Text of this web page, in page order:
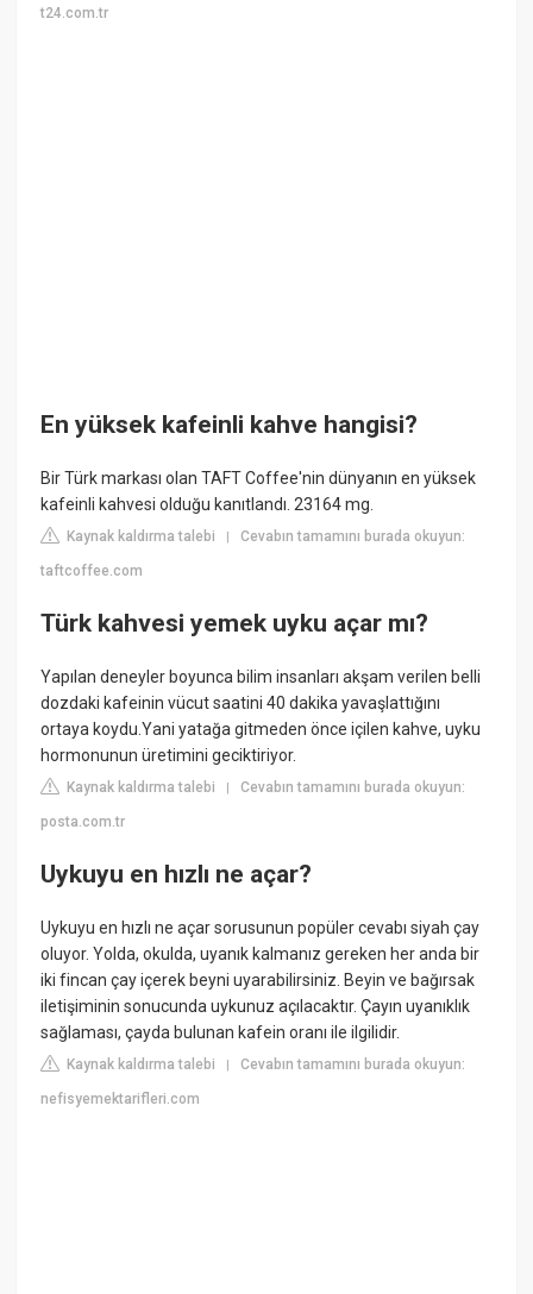
t24.com.tr
En yüksek kafeinli kahve hangisi?
Bir Türk markası olan TAFT Coffee'nin dünyanın en yüksek
kafeinli kahvesi olduğu kanıtlandı. 23164 mg.
Kaynak kaldırma talebi |Cevabın tamamını burada okuyun:
taftcoffee.com
Türk kahvesi yemek uyku açar mı?
Yapılan deneyler boyunca bilim insanları akşam verilen belli
dozdaki kafeinin vücut saatini 40 dakika yavaşlattığını
ortaya koydu.Yani yatağa gitmeden önce içilen kahve, uyku
hormonunun üretimini geciktiriyor.
Kaynak kaldırma talebi |Cevabın tamamını burada okuyun:
posta.com.tr
Uykuyu en hızlı ne açar?
Uykuyu en hızlı ne açar sorusunun popüler cevabı siyah çay
oluyor. Yolda, okulda, uyanık kalmanız gereken her anda bir
iki fincan çay içerek beyni uyarabilirsiniz. Beyin ve bağırsak
iletişiminin sonucunda uykunuz açılacaktır. Çayın uyanıklık
sağlaması, çayda bulunan kafein oranı ile ilgilidir.
Kaynak kaldırma talebi |Cevabın tamamını burada okuyun:
nefisyemektarifleri.com